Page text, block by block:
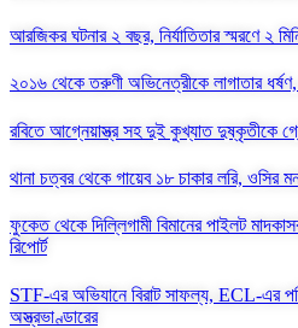
আরজিকর ঘটনার ২ বছর, নির্যাতিতার স্মরণে ২
২০১৬ থেকে তরুণী অভিনেত্রীকে লাগাতার
রবিতে আগ্নেয়াস্ত্র সহ দুই কুখ্যাত দুষ্কৃতীকে
থানা চত্বর থেকে গায়েব ১৮ চাকার লরি, ওসির
ফুকেত থেকে দিল্লিগামী বিমানের পাইলট
রিপোর্ট
STF-এর অভিযানে বিরাট সাফল্য, ECL-এর
অস্ত্রভাণ্ডারের